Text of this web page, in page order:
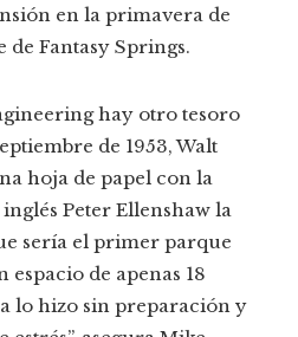
en la primavera de
de Fantasy Springs.
hay otro tesoro
de 1953, Walt
hoja de papel con la
Peter Ellenshaw la
sería el primer parque
espacio de apenas 18
lo hizo sin preparación y